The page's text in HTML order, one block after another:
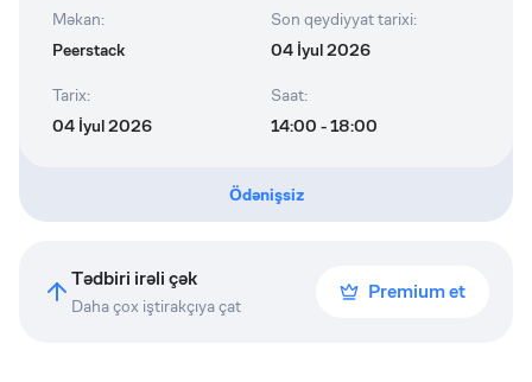
Məkan:
Peerstack
Son qeydiyyat tarixi:
04 İyul 2026
Tarix:
04 İyul 2026
Saat:
14:00 - 18:00
Ödənişsiz
Tədbiri irəli çək
Daha çox iştirakçıya çat
Premium et